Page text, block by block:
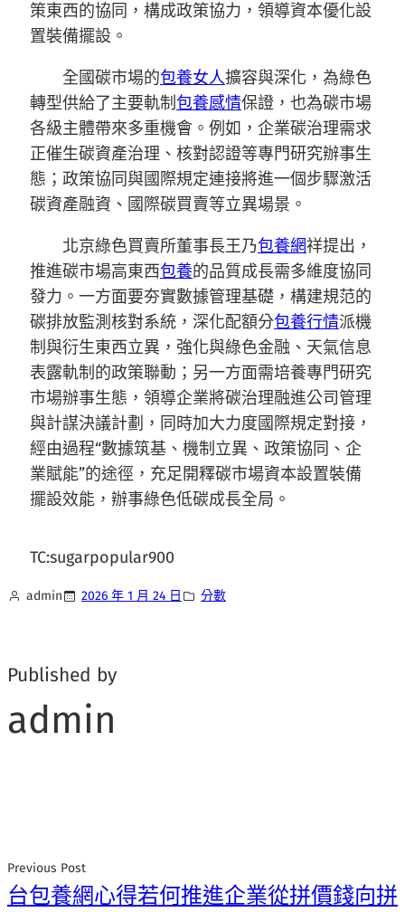
策東西的協同，構成政策協力，領導資本優化設
置裝備擺設。
全國碳市場的包養女人擴容與深化，為綠色
轉型供給了主要軌制包養感情保證，也為碳市場
各級主體帶來多重機會。例如，企業碳治理需求
正催生碳資產治理、核對認證等專門研究辦事生
態；政策協同與國際規定連接將進一個步驟激活
碳資產融資、國際碳買賣等立異場景。
北京綠色買賣所董事長王乃包養網祥提出，
推進碳市場高東西包養的品質成長需多維度協同
發力。一方面要夯實數據管理基礎，構建規范的
碳排放監測核對系統，深化配額分包養行情派機
制與衍生東西立異，強化與綠色金融、天氣信息
表露軌制的政策聯動；另一方面需培養專門研究
市場辦事生態，領導企業將碳治理融進公司管理
與計謀決議計劃，同時加大力度國際規定對接，
經由過程“數據筑基、機制立異、政策協同、企
業賦能”的途徑，充足開釋碳市場資本設置裝備
擺設效能，辦事綠色低碳成長全局。
TC:sugarpopular900
admin 2026 年 1 月 24 日 分數
Published by
admin
Previous Post
台包養網心得若何推進企業從拼價錢向拼